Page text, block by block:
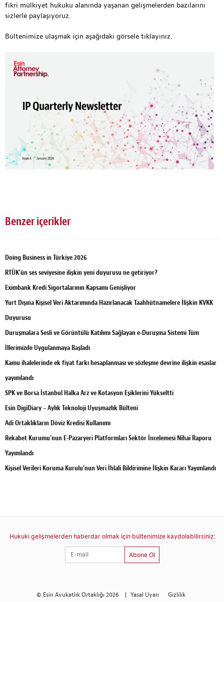
fikri mülkiyet hukuku alanında yaşanan gelişmelerden bazılarını
sizlerle paylaşıyoruz.
Bültenimize ulaşmak için aşağıdaki görsele tıklayınız.
Benzer içerikler
Doing Business in Türkiye 2026
RTÜK’ün ses seviyesine ilişkin yeni duyurusu ne getiriyor?
Eximbank Kredi Sigortalarının Kapsamı Genişliyor
Yurt Dışına Kişisel Veri Aktarımında Hazırlanacak Taahhütnamelere İlişkin KVKK
Duyurusu
Duruşmalara Sesli ve Görüntülü Katılımı Sağlayan e-Duruşma Sistemi Tüm
İllerimizde Uygulanmaya Başladı
Kamu ihalelerinde ek fiyat farkı hesaplanması ve sözleşme devrine ilişkin esaslar
yayımlandı
SPK ve Borsa İstanbul Halka Arz ve Kotasyon Eşiklerini Yükseltti
Esin DigiDiary – Aylık Teknoloji Uyuşmazlık Bülteni
Adi Ortaklıkların Döviz Kredisi Kullanımı
Rekabet Kurumu’nun E-Pazaryeri Platformları Sektör İncelemesi Nihai Raporu
Yayımlandı
Kişisel Verileri Koruma Kurulu’nun Veri İhlali Bildirimine İlişkin Kararı Yayımlandı
Hukuki gelişmelerden haberdar olmak için bültenimize kaydolabilirsiniz:
Abone Ol
© Esin Avukatlık Ortaklığı 2026 | Yasal Uyarı Gizlilik